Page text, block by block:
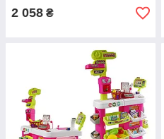
2 058 ₴